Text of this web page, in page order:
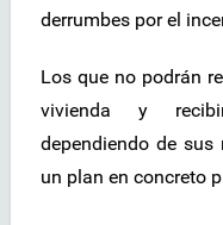
derrumbes por el
Los que no podrán
vivienda y
dependiendo de
un plan en concreto